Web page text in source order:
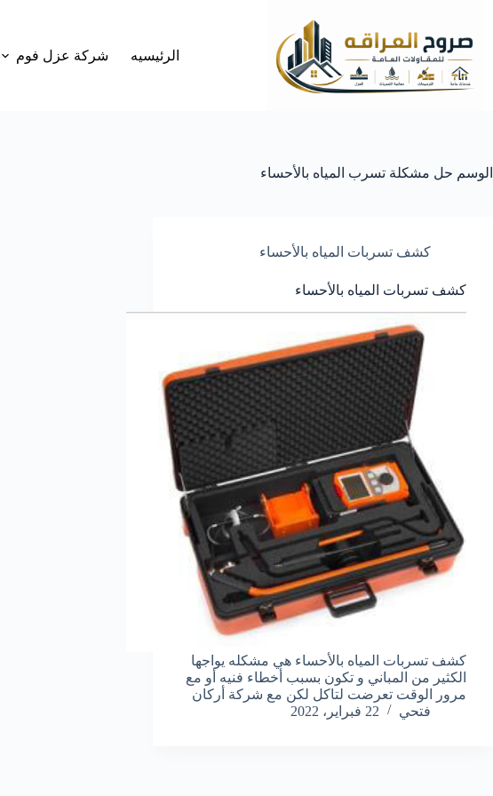
المحتوى
الرئيسيه
شركة عزل فوم
الوسم حل مشكلة تسرب المياه بالأحساء
كشف تسربات المياه بالأحساء
كشف تسربات المياه بالأحساء
كشف تسربات المياه بالأحساء هي مشكله يواجها
الكثير من المباني و تكون بسبب أخطاء فنيه أو مع
مرور الوقت تعرضت لتاكل لكن مع شركة أركان
فتحي
22 فبراير، 2022